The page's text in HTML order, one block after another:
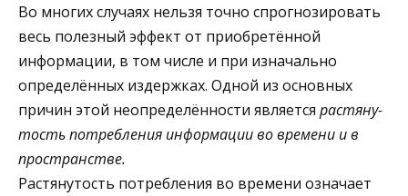
Во многих случаях нельзя точно спрогнозировать
весь полезный эффект от приобретённой
информации, в том числе и при изначально
определённых издержках. Одной из основных
причин этой неопределённости является растяну­
тость потребления информации во времени и в
пространстве.
Растянутость потребления во времени означает